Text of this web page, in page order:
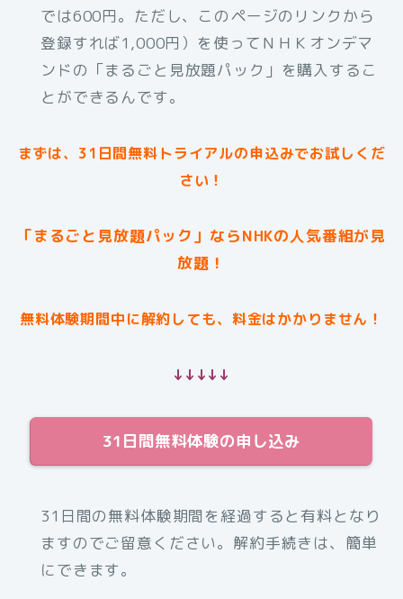
では600円。ただし、このページのリンクから
登録すれば1,000円）を使ってＮＨＫオンデマ
ンドの「まるごと見放題パック」を購入するこ
とができるんです。
まずは、31日間無料トライアルの申込みでお試しくだ
さい！
「まるごと見放題パック」ならNHKの人気番組が見
放題！
無料体験期間中に解約しても、料金はかかりません！
↓↓↓↓↓
31日間無料体験の申し込み
31日間の無料体験期間を経過すると有料となり
ますのでご留意ください。解約手続きは、簡単
にできます。